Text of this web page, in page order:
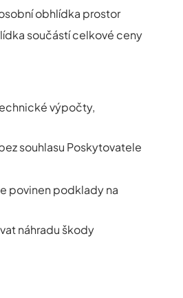
obhlídka prostor
součástí celkové ceny
výpočty,
souhlasu Poskytovatele
povinen podklady na
náhradu škody